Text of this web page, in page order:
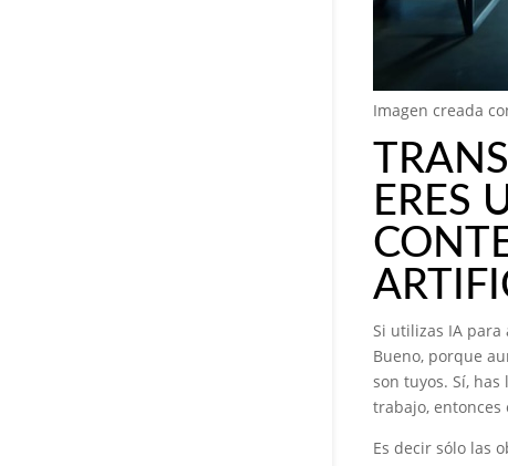
Imagen creada
ERES
Si utilizas IA para
Bueno, porque
son tuyos. Sí,
trabajo,
Es decir sólo las